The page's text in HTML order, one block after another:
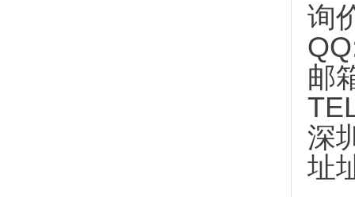
询
邮
深
址